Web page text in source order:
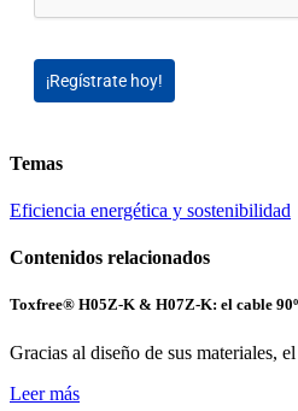
¡Regístrate hoy!
Temas
Eficiencia energética y sostenibilidad
Contenidos relacionados
Toxfree® H05Z-K & H07Z-K: el cable
Gracias al diseño de sus materiales,
Leer más